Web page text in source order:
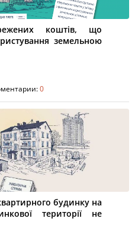
коштів, що
земельною
0
будинку на
території не